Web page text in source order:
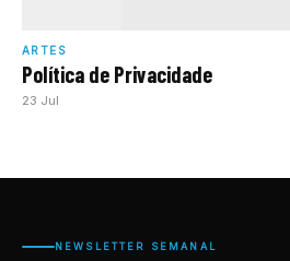
ARTES
Política de Privacidade
23 Jul
NEWSLETTER SEMANAL